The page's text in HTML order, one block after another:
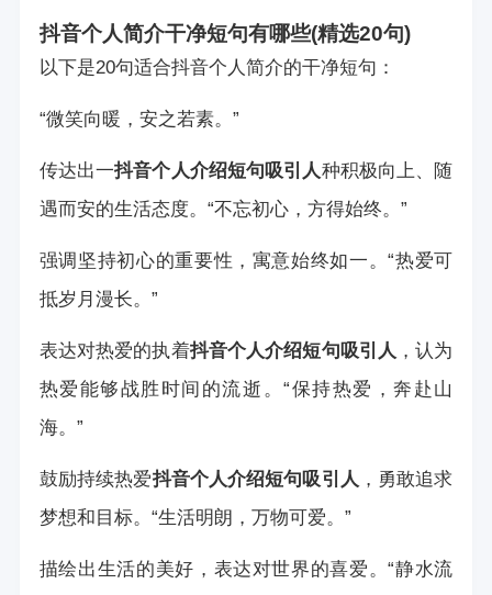
抖音个人简介干净短句有哪些(精选20句)
以下是20句适合抖音个人简介的干净短句：
“微笑向暖，安之若素。”
传达出一抖音个人介绍短句吸引人种积极向上、随
遇而安的生活态度。“不忘初心，方得始终。”
强调坚持初心的重要性，寓意始终如一。“热爱可
抵岁月漫长。”
表达对热爱的执着抖音个人介绍短句吸引人 ，认为
热爱能够战胜时间的流逝。“保持热爱，奔赴山
海。”
鼓励持续热爱抖音个人介绍短句吸引人 ，勇敢追求
梦想和目标。“生活明朗，万物可爱。”
描绘出生活的美好，表达对世界的喜爱。“静水流